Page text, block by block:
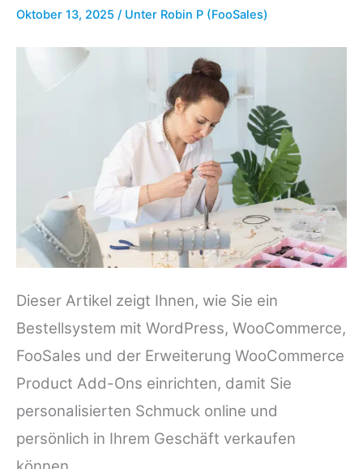
Oktober 13, 2025 / Unter Robin P (FooSales)
Dieser Artikel zeigt Ihnen, wie Sie ein
Bestellsystem mit WordPress, WooCommerce,
FooSales und der Erweiterung WooCommerce
Product Add-Ons einrichten, damit Sie
personalisierten Schmuck online und
persönlich in Ihrem Geschäft verkaufen